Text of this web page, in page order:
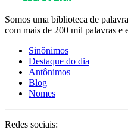
Somos uma biblioteca de
com mais de 200 mil palavras e
Sinônimos
Destaque do dia
Antônimos
Blog
Nomes
Redes sociais: